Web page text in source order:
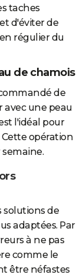
taches
d'éviter de
régulier du
de chamois
de
avec une peau
l'idéal pour
opération
solutions de
adaptées. Par
à ne pas
comme le
être néfastes